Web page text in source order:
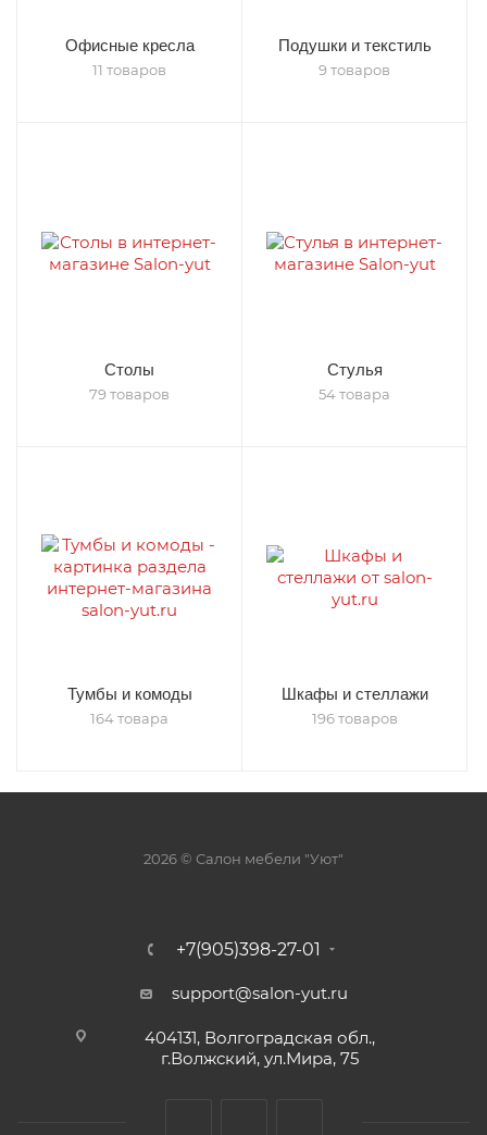
Офисные кресла
11 товаров
Подушки и текстиль
9 товаров
Столы
79 товаров
Стулья
54 товара
Тумбы и комоды
164 товара
Шкафы и стеллажи
196 товаров
2026 © Салон мебели "Уют"
+7(905)398-27-01
support@salon-yut.ru
404131, Волгоградская обл.,
г.Волжский, ул.Мира, 75